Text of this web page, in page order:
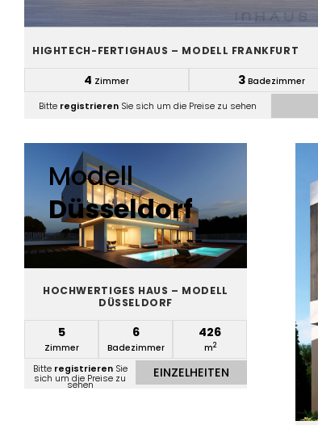
HIGHTECH-FERTIGHAUS – MODELL FRANKFURT
4 Zimmer 3 Badezimmer
Bitte registrieren Sie sich um die Preise zu sehen
Modell
Düsseldorf
HOCHWERTIGES HAUS – MODELL
DÜSSELDORF
5
Zimmer
6
Badezimmer
426
m2
Bitte registrierenSie
sich um die Preise zu
sehen
EINZELHEITEN